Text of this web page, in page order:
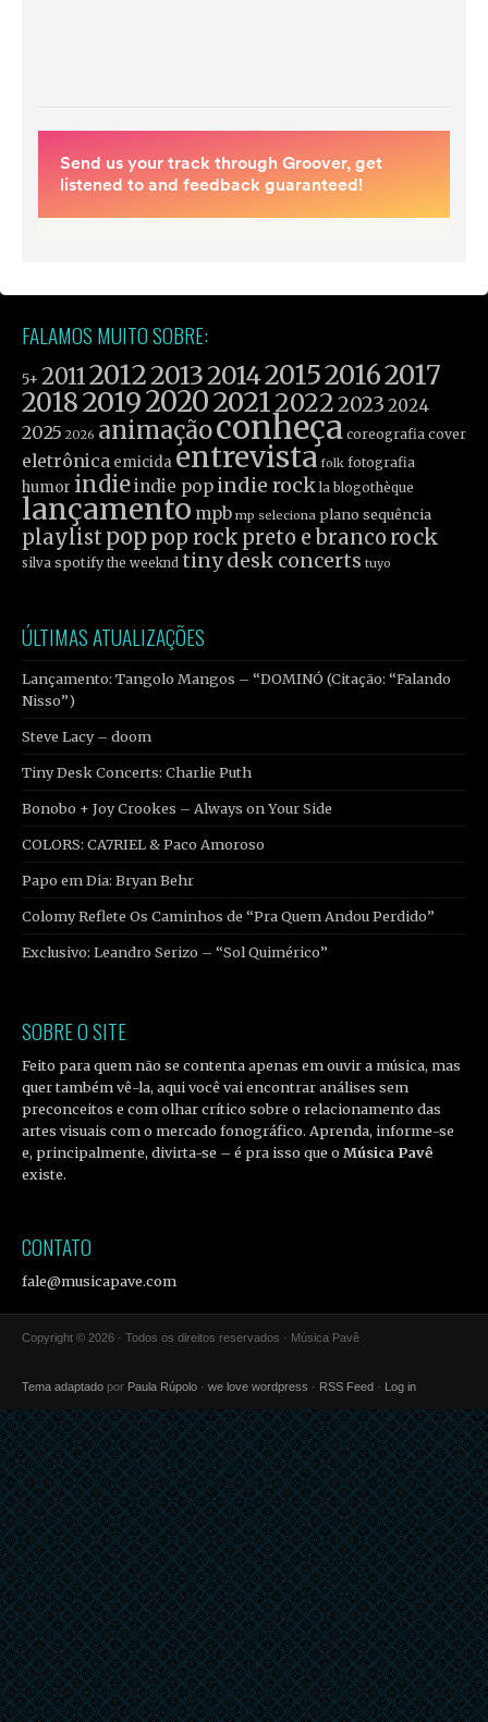
FALAMOS MUITO SOBRE:
5+ 2011201220132014201520162017
201820192020202120222023 2024
2025 2026 animaçãoconheça coreografia cover
eletrônica emicida entrevista folk fotografia
humor indieindie pop indie rock la blogothèque
lançamento mpb mp seleciona plano sequência
playlist poppop rock preto e branco rock
silva spotify the weeknd tiny desk concerts tuyo
ÚLTIMAS ATUALIZAÇÕES
Lançamento: Tangolo Mangos – “DOMINÓ (Citação: “Falando
Nisso”)
Steve Lacy – doom
Tiny Desk Concerts: Charlie Puth
Bonobo + Joy Crookes – Always on Your Side
COLORS: CA7RIEL & Paco Amoroso
Papo em Dia: Bryan Behr
Colomy Reflete Os Caminhos de “Pra Quem Andou Perdido”
Exclusivo: Leandro Serizo – “Sol Quimérico”
SOBRE O SITE
Feito para quem não se contenta apenas em ouvir a música, mas
quer também vê-la, aqui você vai encontrar análises sem
preconceitos e com olhar crítico sobre o relacionamento das
artes visuais com o mercado fonográfico. Aprenda, informe-se
e, principalmente, divirta-se – é pra isso que oMúsica Pavê
existe.
CONTATO
fale@musicapave.com
Copyright © 2026 · Todos os direitos reservados · Música Pavê
Tema adaptado por Paula Rúpolo · we love wordpress · RSS Feed · Log in